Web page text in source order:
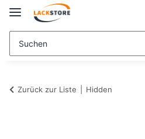
Zurück zur Liste Hidden